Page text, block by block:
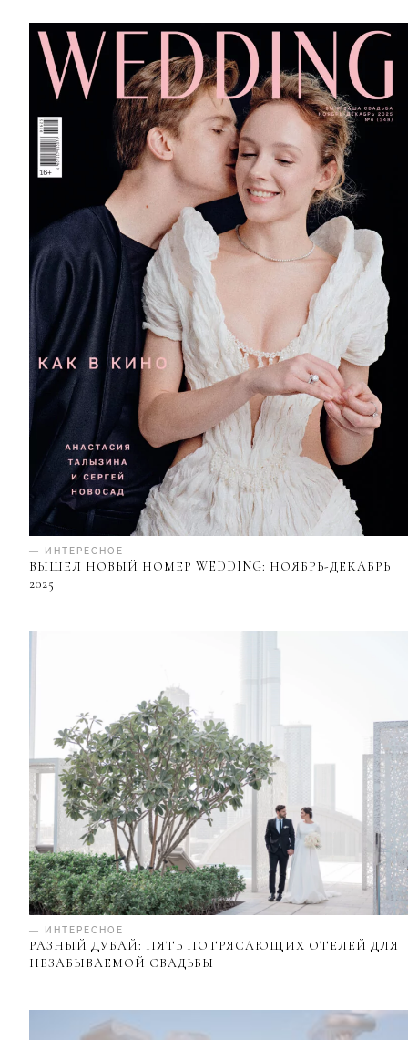
— ИНТЕРЕСНОЕ
ВЫШЕЛ НОВЫЙ НОМЕР WEDDING: НОЯБРЬ-ДЕКАБРЬ
2025
— ИНТЕРЕСНОЕ
РАЗНЫЙ ДУБАЙ: ПЯТЬ ПОТРЯСАЮЩИХ ОТЕЛЕЙ ДЛЯ
НЕЗАБЫВАЕМОЙ СВАДЬБЫ